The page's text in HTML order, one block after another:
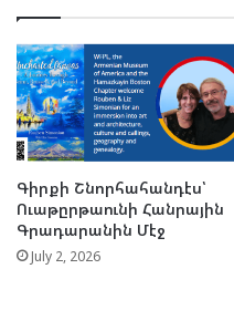
Գիրքի Շնորհահանդէս՝
Ուաթըրթաունի Հանրային
Գրադարանին Մէջ
July 2, 2026